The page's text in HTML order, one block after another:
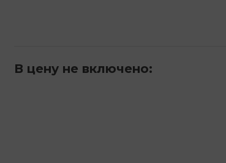
В цену не включено: